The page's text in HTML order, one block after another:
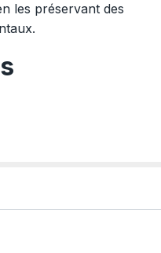
les préservant des